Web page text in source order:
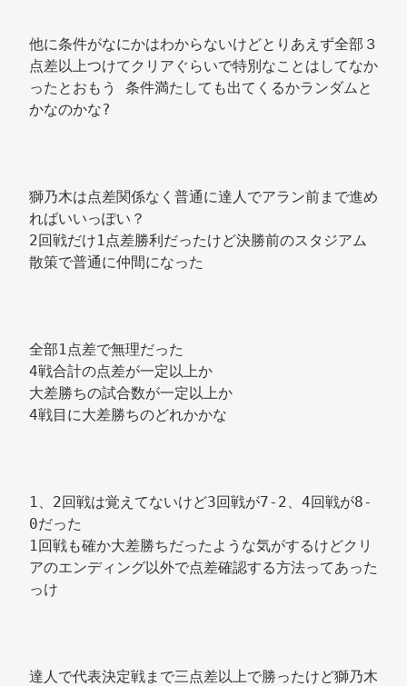
他に条件がなにかはわからないけどとりあえず全部３
点差以上つけてクリアぐらいで特別なことはしてなか
ったとおもう 条件満たしても出てくるかランダムと
かなのかな?
獅乃木は点差関係なく普通に達人でアラン前まで進め
ればいいっぽい？
2回戦だけ1点差勝利だったけど決勝前のスタジアム
散策で普通に仲間になった
全部1点差で無理だった
4戦合計の点差が一定以上か
大差勝ちの試合数が一定以上か
4戦目に大差勝ちのどれかかな
1、2回戦は覚えてないけど3回戦が7-2、4回戦が8-
0だった
1回戦も確か大差勝ちだったような気がするけどクリ
アのエンディング以外で点差確認する方法ってあった
っけ
達人で代表決定戦まで三点差以上で勝ったけど獅乃木